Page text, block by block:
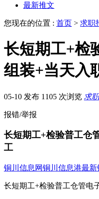
最新推文
您现在的位置 : 首页 > 求职
长短期工+检
组装+当天入
05-10 发布 1105 次浏览 求
报错/举报
长短期工+检验普工仓
工
铜川信息网铜川信息港最新
长短期工+检验普工仓管电